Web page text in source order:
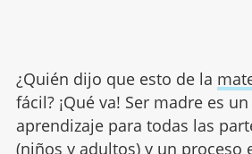
¿Quién dijo que esto de la
fácil? ¡Qué va! Ser madre es
aprendizaje para todas las
(niños y adultos) y un proceso